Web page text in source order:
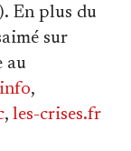
En plus du
sur
au
,
, les-crises.fr